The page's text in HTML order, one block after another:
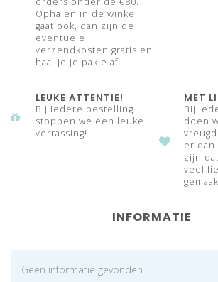
Ophalen in de winkel
gaat ook, dan zijn de
eventuele
verzendkosten gratis en
haal je je pakje af.
LEUKE ATTENTIE!
Bij iedere bestelling
stoppen we een leuke
verrassing!
MET
Bij
doen
er dan
zijn
veel
INFORMATIE
Geen informatie gevonden